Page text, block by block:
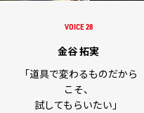
VOICE 28
金谷 拓実
「道具で変わるものだから
こそ、
試してもらいたい」